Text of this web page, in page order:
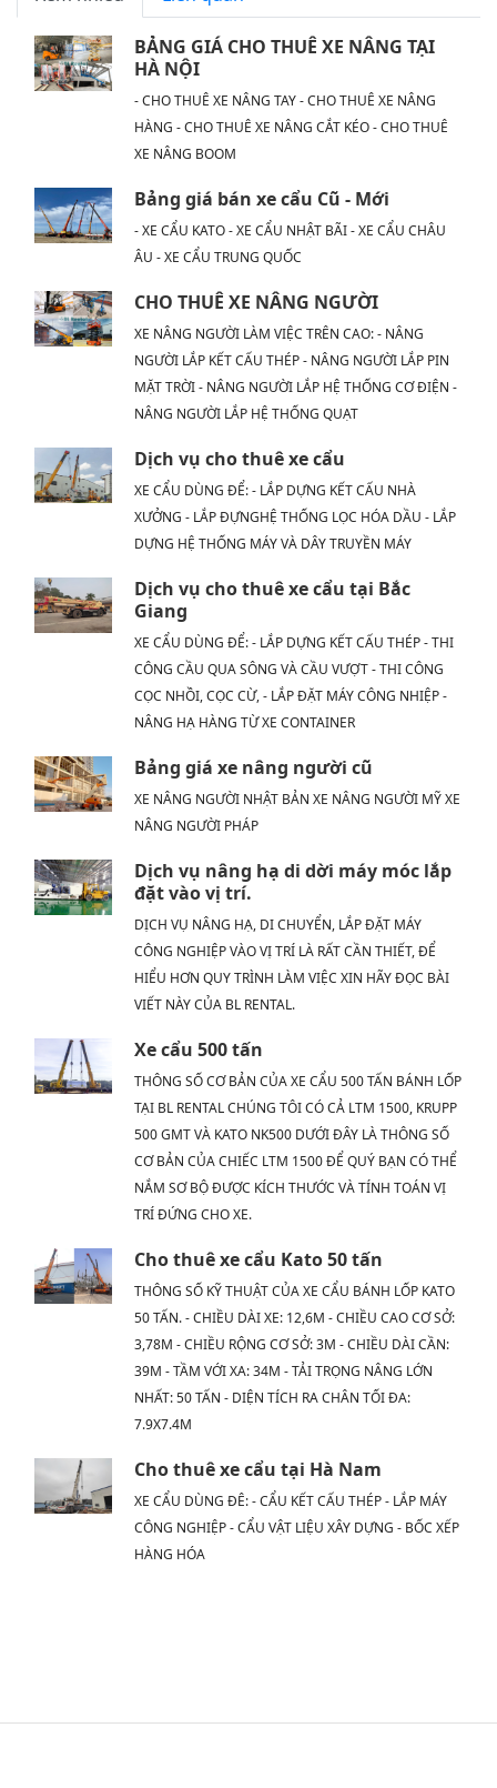
BẢNG GIÁ CHO THUÊ XE NÂNG TẠI
HÀ NỘI
- CHO THUÊ XE NÂNG TAY - CHO THUÊ XE NÂNG
HÀNG - CHO THUÊ XE NÂNG CẮT KÉO - CHO THUÊ
XE NÂNG BOOM
Bảng giá bán xe cẩu Cũ - Mới
- XE CẨU KATO - XE CẨU NHẬT BÃI - XE CẨU CHÂU
ÂU - XE CẨU TRUNG QUỐC
CHO THUÊ XE NÂNG NGƯỜI
XE NÂNG NGƯỜI LÀM VIỆC TRÊN CAO: - NÂNG
NGƯỜI LẮP KẾT CẤU THÉP - NÂNG NGƯỜI LẮP PIN
MẶT TRỜI - NÂNG NGƯỜI LẮP HỆ THỐNG CƠ ĐIỆN -
NÂNG NGƯỜI LẮP HỆ THỐNG QUẠT
Dịch vụ cho thuê xe cẩu
XE CẨU DÙNG ĐỂ: - LẮP DỰNG KẾT CẤU NHÀ
XƯỞNG - LẮP ĐỰNGHỆ THỐNG LỌC HÓA DẦU - LẮP
DỰNG HỆ THỐNG MÁY VÀ DÂY TRUYỀN MÁY
Dịch vụ cho thuê xe cẩu tại Bắc
Giang
XE CẨU DÙNG ĐỂ: - LẮP DỰNG KẾT CẤU THÉP - THI
CÔNG CẦU QUA SÔNG VÀ CẦU VƯỢT - THI CÔNG
CỌC NHỒI, CỌC CỪ, - LẮP ĐẶT MÁY CÔNG NHIỆP -
NÂNG HẠ HÀNG TỪ XE CONTAINER
Bảng giá xe nâng người cũ
XE NÂNG NGƯỜI NHẬT BẢN XE NÂNG NGƯỜI MỸ XE
NÂNG NGƯỜI PHÁP
Dịch vụ nâng hạ di dời máy móc lắp
đặt vào vị trí.
DỊCH VỤ NÂNG HẠ, DI CHUYỂN, LẮP ĐẶT MÁY
CÔNG NGHIỆP VÀO VỊ TRÍ LÀ RẤT CẦN THIẾT, ĐỂ
HIỂU HƠN QUY TRÌNH LÀM VIỆC XIN HÃY ĐỌC BÀI
VIẾT NÀY CỦA BL RENTAL.
Xe cẩu 500 tấn
THÔNG SỐ CƠ BẢN CỦA XE CẨU 500 TẤN BÁNH LỐP
TẠI BL RENTAL CHÚNG TÔI CÓ CẢ LTM 1500, KRUPP
500 GMT VÀ KATO NK500 DƯỚI ĐÂY LÀ THÔNG SỐ
CƠ BẢN CỦA CHIẾC LTM 1500 ĐỂ QUÝ BẠN CÓ THỂ
NẮM SƠ BỘ ĐƯỢC KÍCH THƯỚC VÀ TÍNH TOÁN VỊ
TRÍ ĐỨNG CHO XE.
Cho thuê xe cẩu Kato 50 tấn
THÔNG SỐ KỸ THUẬT CỦA XE CẨU BÁNH LỐP KATO
50 TẤN. - CHIỀU DÀI XE: 12,6M - CHIỀU CAO CƠ SỞ:
3,78M - CHIỀU RỘNG CƠ SỞ: 3M - CHIỀU DÀI CẦN:
39M - TẦM VỚI XA: 34M - TẢI TRỌNG NÂNG LỚN
NHẤT: 50 TẤN - DIỆN TÍCH RA CHÂN TỐI ĐA:
7.9X7.4M
Cho thuê xe cẩu tại Hà Nam
XE CẨU DÙNG ĐÊ: - CẨU KẾT CẤU THÉP - LẮP MÁY
CÔNG NGHIỆP - CẨU VẬT LIỆU XÂY DỰNG - BỐC XẾP
HÀNG HÓA